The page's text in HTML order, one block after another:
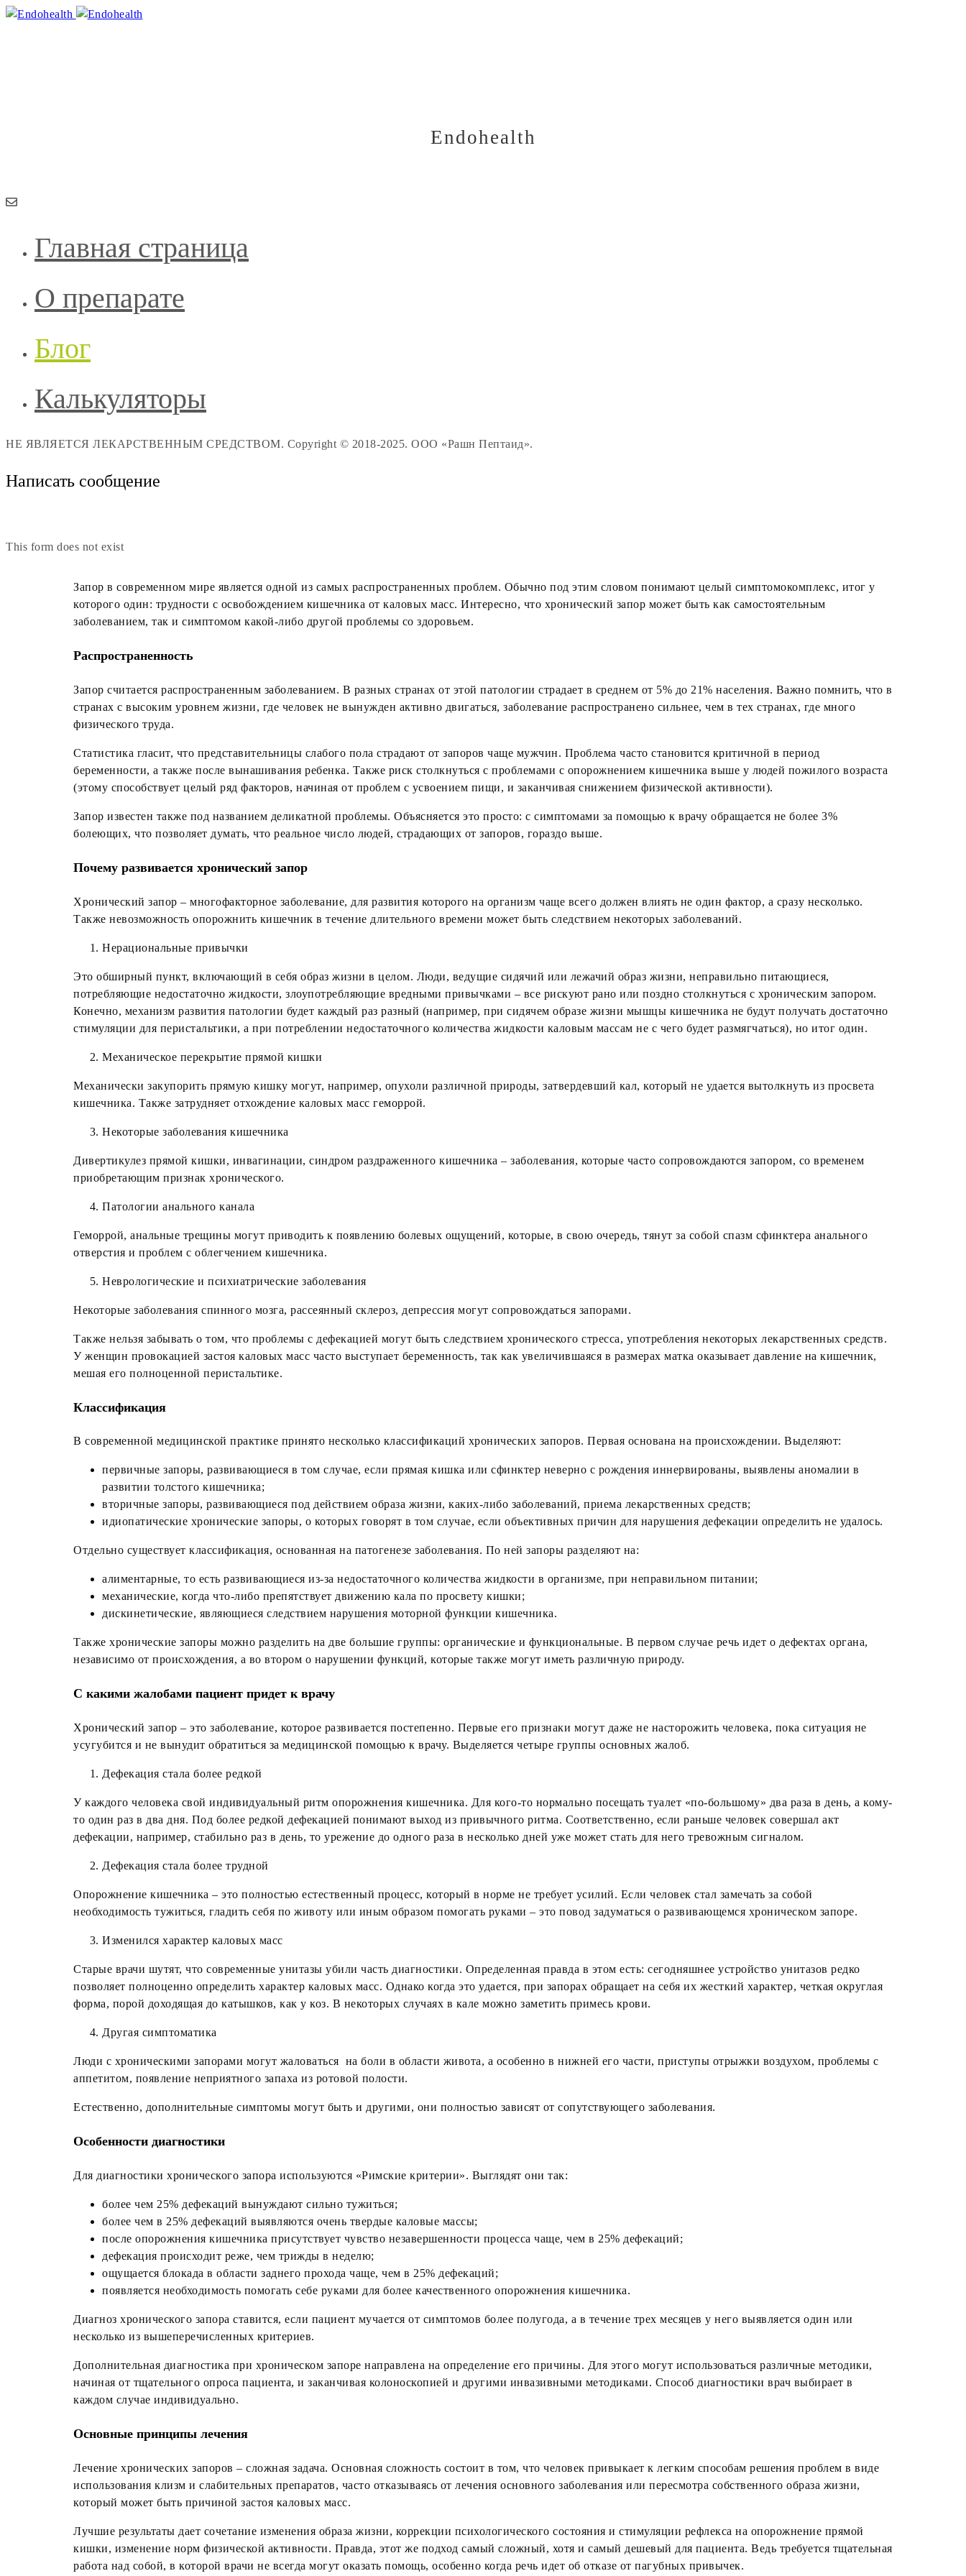
Endohealth
Главная страница
О препарате
Блог
Калькуляторы
НЕ ЯВЛЯЕТСЯ ЛЕКАРСТВЕННЫМ СРЕДСТВОМ. Copyright © 2018-2025. ООО «Рашн Пептаид».
Написать сообщение
This form does not exist
Запор в современном мире является одной из самых распространенных проблем. Обычно под этим словом понимают целый симптомокомплекс, итог у
которого один: трудности с освобождением кишечника от каловых масс. Интересно, что хронический запор может быть как самостоятельным
заболеванием, так и симптомом какой-либо другой проблемы со здоровьем.
Распространенность
Запор считается распространенным заболеванием. В разных странах от этой патологии страдает в среднем от 5% до 21% населения. Важно помнить, что в
странах с высоким уровнем жизни, где человек не вынужден активно двигаться, заболевание распространено сильнее, чем в тех странах, где много
физического труда.
Статистика гласит, что представительницы слабого пола страдают от запоров чаще мужчин. Проблема часто становится критичной в период
беременности, а также после вынашивания ребенка. Также риск столкнуться с проблемами с опорожнением кишечника выше у людей пожилого возраста
(этому способствует целый ряд факторов, начиная от проблем с усвоением пищи, и заканчивая снижением физической активности).
Запор известен также под названием деликатной проблемы. Объясняется это просто: с симптомами за помощью к врачу обращается не более 3%
болеющих, что позволяет думать, что реальное число людей, страдающих от запоров, гораздо выше.
Почему развивается хронический запор
Хронический запор – многофакторное заболевание, для развития которого на организм чаще всего должен влиять не один фактор, а сразу несколько.
Также невозможность опорожнить кишечник в течение длительного времени может быть следствием некоторых заболеваний.
Нерациональные привычки
Это обширный пункт, включающий в себя образ жизни в целом. Люди, ведущие сидячий или лежачий образ жизни, неправильно питающиеся,
потребляющие недостаточно жидкости, злоупотребляющие вредными привычками – все рискуют рано или поздно столкнуться с хроническим запором.
Конечно, механизм развития патологии будет каждый раз разный (например, при сидячем образе жизни мышцы кишечника не будут получать достаточно
стимуляции для перистальтики, а при потреблении недостаточного количества жидкости каловым массам не с чего будет размягчаться), но итог один.
Механическое перекрытие прямой кишки
Механически закупорить прямую кишку могут, например, опухоли различной природы, затвердевший кал, который не удается вытолкнуть из просвета
кишечника. Также затрудняет отхождение каловых масс геморрой.
Некоторые заболевания кишечника
Дивертикулез прямой кишки, инвагинации, синдром раздраженного кишечника – заболевания, которые часто сопровождаются запором, со временем
приобретающим признак хронического.
Патологии анального канала
Геморрой, анальные трещины могут приводить к появлению болевых ощущений, которые, в свою очередь, тянут за собой спазм сфинктера анального
отверстия и проблем с облегчением кишечника.
Неврологические и психиатрические заболевания
Некоторые заболевания спинного мозга, рассеянный склероз, депрессия могут сопровождаться запорами.
Также нельзя забывать о том, что проблемы с дефекацией могут быть следствием хронического стресса, употребления некоторых лекарственных средств.
У женщин провокацией застоя каловых масс часто выступает беременность, так как увеличившаяся в размерах матка оказывает давление на кишечник,
мешая его полноценной перистальтике.
Классификация
В современной медицинской практике принято несколько классификаций хронических запоров. Первая основана на происхождении. Выделяют:
первичные запоры, развивающиеся в том случае, если прямая кишка или сфинктер неверно с рождения иннервированы, выявлены аномалии в
развитии толстого кишечника;
вторичные запоры, развивающиеся под действием образа жизни, каких-либо заболеваний, приема лекарственных средств;
идиопатические хронические запоры, о которых говорят в том случае, если объективных причин для нарушения дефекации определить не удалось.
Отдельно существует классификация, основанная на патогенезе заболевания. По ней запоры разделяют на:
алиментарные, то есть развивающиеся из-за недостаточного количества жидкости в организме, при неправильном питании;
механические, когда что-либо препятствует движению кала по просвету кишки;
дискинетические, являющиеся следствием нарушения моторной функции кишечника.
Также хронические запоры можно разделить на две большие группы: органические и функциональные. В первом случае речь идет о дефектах органа,
независимо от происхождения, а во втором о нарушении функций, которые также могут иметь различную природу.
С какими жалобами пациент придет к врачу
Хронический запор – это заболевание, которое развивается постепенно. Первые его признаки могут даже не насторожить человека, пока ситуация не
усугубится и не вынудит обратиться за медицинской помощью к врачу. Выделяется четыре группы основных жалоб.
Дефекация стала более редкой
У каждого человека свой индивидуальный ритм опорожнения кишечника. Для кого-то нормально посещать туалет «по-большому» два раза в день, а кому-
то один раз в два дня. Под более редкой дефекацией понимают выход из привычного ритма. Соответственно, если раньше человек совершал акт
дефекации, например, стабильно раз в день, то урежение до одного раза в несколько дней уже может стать для него тревожным сигналом.
Дефекация стала более трудной
Опорожнение кишечника – это полностью естественный процесс, который в норме не требует усилий. Если человек стал замечать за собой
необходимость тужиться, гладить себя по животу или иным образом помогать руками – это повод задуматься о развивающемся хроническом запоре.
Изменился характер каловых масс
Старые врачи шутят, что современные унитазы убили часть диагностики. Определенная правда в этом есть: сегодняшнее устройство унитазов редко
позволяет полноценно определить характер каловых масс. Однако когда это удается, при запорах обращает на себя их жесткий характер, четкая округлая
форма, порой доходящая до катышков, как у коз. В некоторых случаях в кале можно заметить примесь крови.
Другая симптоматика
Люди с хроническими запорами могут жаловаться на боли в области живота, а особенно в нижней его части, приступы отрыжки воздухом, проблемы с
аппетитом, появление неприятного запаха из ротовой полости.
Естественно, дополнительные симптомы могут быть и другими, они полностью зависят от сопутствующего заболевания.
Особенности диагностики
Для диагностики хронического запора используются «Римские критерии». Выглядят они так:
более чем 25% дефекаций вынуждают сильно тужиться;
более чем в 25% дефекаций выявляются очень твердые каловые массы;
после опорожнения кишечника присутствует чувство незавершенности процесса чаще, чем в 25% дефекаций;
дефекация происходит реже, чем трижды в неделю;
ощущается блокада в области заднего прохода чаще, чем в 25% дефекаций;
появляется необходимость помогать себе руками для более качественного опорожнения кишечника.
Диагноз хронического запора ставится, если пациент мучается от симптомов более полугода, а в течение трех месяцев у него выявляется один или
несколько из вышеперечисленных критериев.
Дополнительная диагностика при хроническом запоре направлена на определение его причины. Для этого могут использоваться различные методики,
начиная от тщательного опроса пациента, и заканчивая колоноскопией и другими инвазивными методиками. Способ диагностики врач выбирает в
каждом случае индивидуально.
Основные принципы лечения
Лечение хронических запоров – сложная задача. Основная сложность состоит в том, что человек привыкает к легким способам решения проблем в виде
использования клизм и слабительных препаратов, часто отказываясь от лечения основного заболевания или пересмотра собственного образа жизни,
который может быть причиной застоя каловых масс.
Лучшие результаты дает сочетание изменения образа жизни, коррекции психологического состояния и стимуляции рефлекса на опорожнение прямой
кишки, изменение норм физической активности. Правда, этот же подход самый сложный, хотя и самый дешевый для пациента. Ведь требуется тщательная
работа над собой, в которой врачи не всегда могут оказать помощь, особенно когда речь идет об отказе от пагубных привычек.